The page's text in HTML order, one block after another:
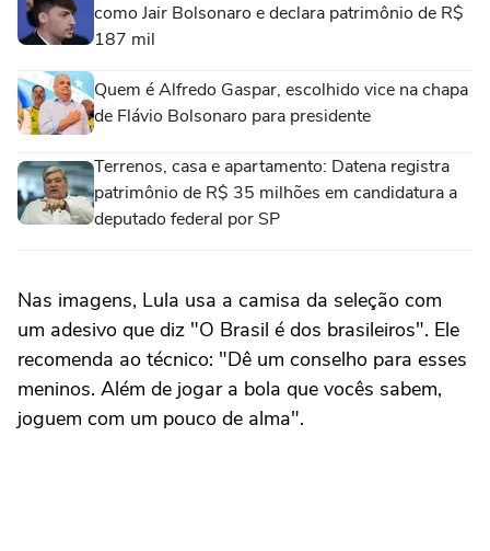
como Jair Bolsonaro e declara patrimônio de R$
187 mil
Quem é Alfredo Gaspar, escolhido vice na chapa
de Flávio Bolsonaro para presidente
Terrenos, casa e apartamento: Datena registra
patrimônio de R$ 35 milhões em candidatura a
deputado federal por SP
Nas imagens, Lula usa a camisa da seleção com
um adesivo que diz "O Brasil é dos brasileiros". Ele
recomenda ao técnico: "Dê um conselho para esses
meninos. Além de jogar a bola que vocês sabem,
joguem com um pouco de alma".